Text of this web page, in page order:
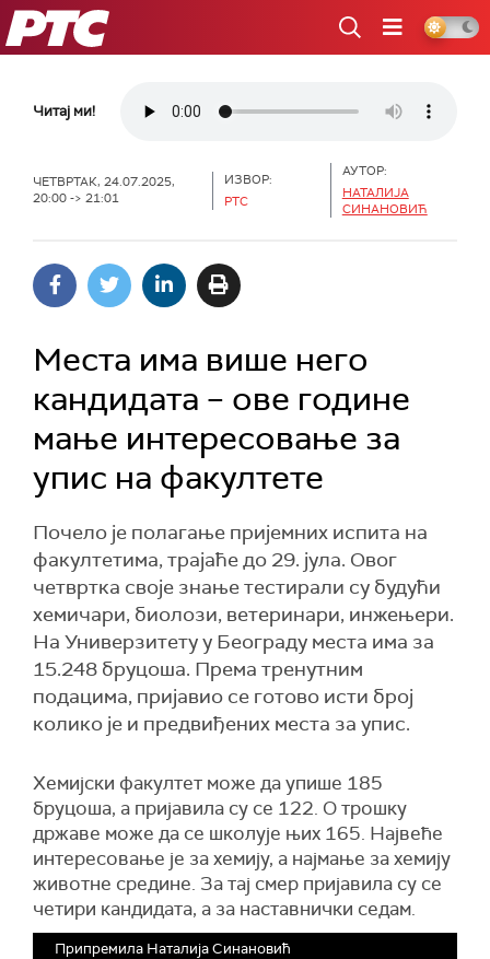
РТС
Читај ми!
ЧЕТВРТАК, 24.07.2025,
20:00 -> 21:01
ИЗВОР:
РТС
АУТОР:
НАТАЛИЈА
СИНАНОВИЋ
Места има више него
кандидата – ове године
мање интересовање за
упис на факултете
Почело је полагање пријемних испита на
факултетима, трајаће до 29. јула. Овог
четвртка своје знање тестирали су будући
хемичари, биолози, ветеринари, инжењери.
На Универзитету у Београду места има за
15.248 бруцоша. Према тренутним
подацима, пријавио се готово исти број
колико је и предвиђених места за упис.
Хемијски факултет може да упише 185
бруцоша, а пријавила су се 122. О трошку
државе може да се школује њих 165. Највеће
интересовање је за хемију, а најмање за хемију
животне средине. За тај смер пријавила су се
четири кандидата, а за наставнички седам.
Припремила Наталија Синановић